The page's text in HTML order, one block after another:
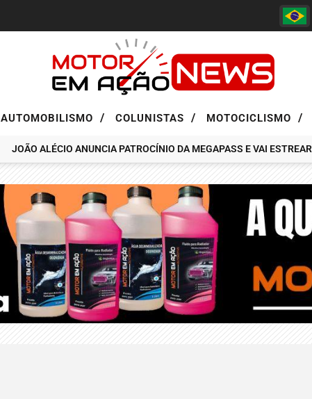
AUTOMOBILISMO / COLUNISTAS / MOTOCICLISMO /
JOÃO ALÉCIO ANUNCIA PATROCÍNIO DA MEGAPASS E VAI